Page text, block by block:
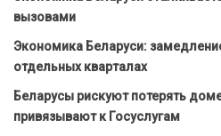
вызовами
Экономика Беларуси:
отдельных кварталах
Беларусы рискуют потерять
привязывают к Госуслугам